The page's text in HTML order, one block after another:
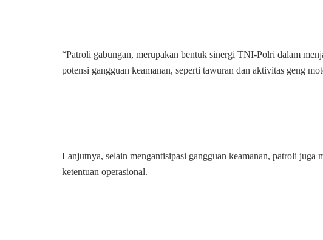
“Patroli gabungan, merupakan bentuk sinergi TNI-Polri dalam
potensi gangguan keamanan, seperti tawuran dan aktivitas geng
Lanjutnya, selain mengantisipasi gangguan keamanan, patroli juga
ketentuan operasional.